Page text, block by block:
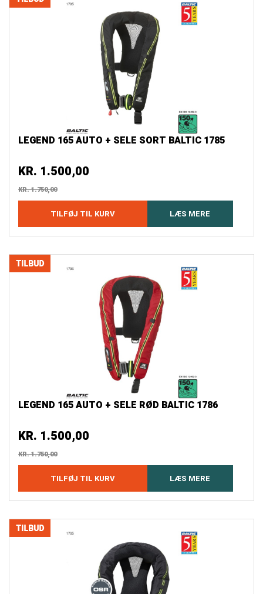
LEGEND 165 AUTO + SELE SORT BALTIC 1785
KR. 1.500,00
KR.1.750,00
TILFØJ TIL KURV LÆS MERE
LEGEND 165 AUTO + SELE RØD BALTIC 1786
KR. 1.500,00
KR.1.750,00
TILFØJ TIL KURV LÆS MERE